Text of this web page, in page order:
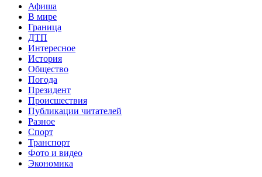
Афиша
В мире
Граница
ДТП
Интересное
История
Общество
Погода
Президент
Происшествия
Публикации читателей
Разное
Спорт
Транспорт
Фото и видео
Экономика